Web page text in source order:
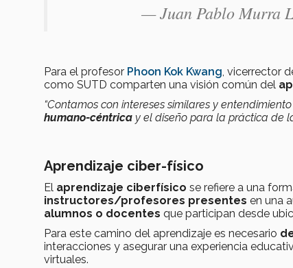
— Juan Pablo Murra
Para el profesor Phoon Kok Kwang , vicerrector
como SUTD comparten una visión común del
“Contamos con intereses similares y
humano-céntrica y el diseño para la práctica de
Aprendizaje ciber-físico
El aprendizaje ciberfísico se refiere a una
instructores/profesores presentes en una
alumnos o docentes que participan desde
Para este camino del aprendizaje es necesario
interacciones y asegurar una experiencia
virtuales.